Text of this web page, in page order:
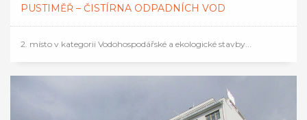
PUSTIMĚŘ – ČISTÍRNA ODPADNÍCH VOD
2. místo v kategorii Vodohospodářské a ekologické stavby...